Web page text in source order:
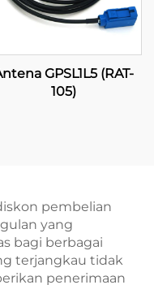
GPSL1L5 (RAT-
105)
pembelian
yang
bagi berbagai
terjangkau tidak
penerimaan